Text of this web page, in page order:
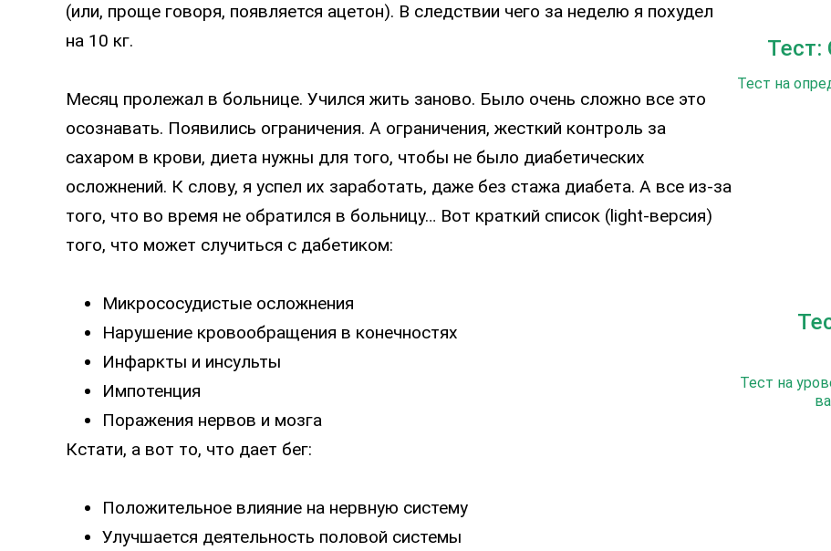
(или, проще говоря, появляется ацетон). В следствии чего за неделю я похудел
на 10 кг.
Месяц пролежал в больнице. Учился жить заново. Было очень сложно все это
осознавать. Появились ограничения. А ограничения, жесткий контроль за
сахаром в крови, диета нужны для того, чтобы не было диабетических
осложнений. К слову, я успел их заработать, даже без стажа диабета. А все из-за
того, что во время не обратился в больницу… Вот краткий список (light-версия)
того, что может случиться с дабетиком:
Микрососудистые осложнения
Нарушение кровообращения в конечностях
Инфаркты и инсульты
Импотенция
Поражения нервов и мозга
Кстати, а вот то, что дает бег:
Положительное влияние на нервную систему
Улучшается деятельность половой системы
Тест:
Тест на
Тест на